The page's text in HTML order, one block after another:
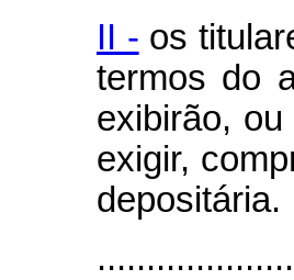
II - os
termos do
exibirão,
exigir,
depositária.